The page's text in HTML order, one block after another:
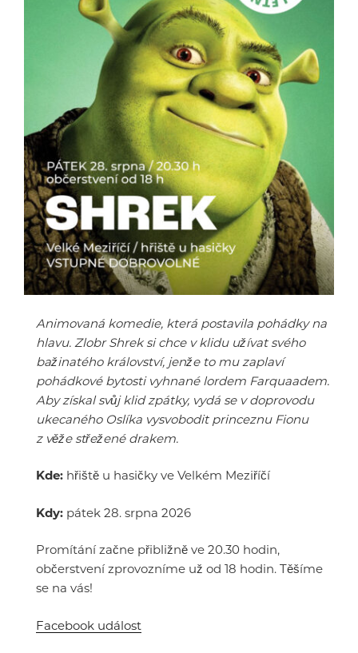
Animovaná komedie, která postavila pohádky na
hlavu. Zlobr Shrek si chce v klidu užívat svého
bažinatého království, jenže to mu zaplaví
pohádkové bytosti vyhnané lordem Farquaadem.
Aby získal svůj klid zpátky, vydá se v doprovodu
ukecaného Oslíka vysvobodit princeznu Fionu
z věže střežené drakem.
Kde: hřiště u hasičky ve Velkém Meziříčí
Kdy: pátek 28. srpna 2026
Promítání začne přibližně ve 20.30 hodin,
občerstvení zprovozníme už od 18 hodin. Těšíme
se na vás!
Facebook událost